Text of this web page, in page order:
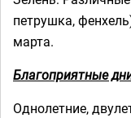
петрушка,
марта.
Благоприятные
Однолетние,